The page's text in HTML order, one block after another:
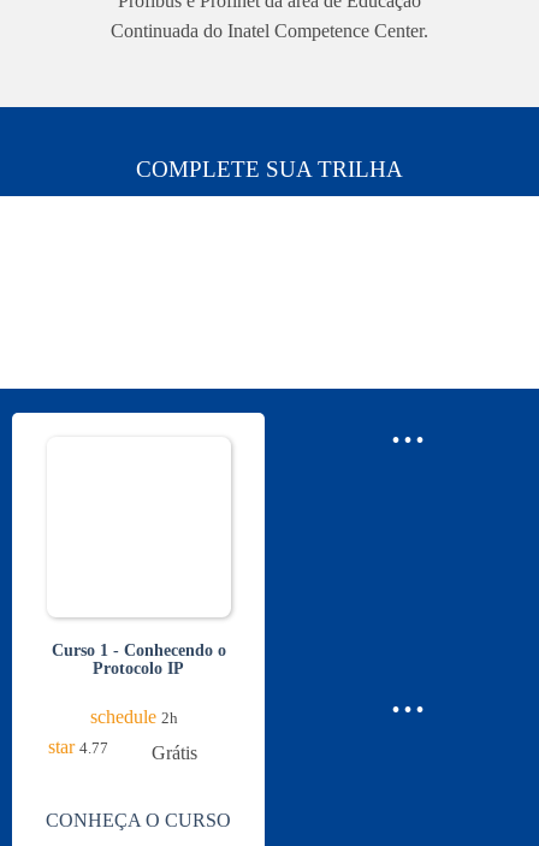
Continuada do Inatel Competence Center.
COMPLETE SUA TRILHA
Curso 1 - Conhecendo o
Protocolo IP
schedule 2h
star 4.77 Grátis
CONHEÇA O CURSO
...
...